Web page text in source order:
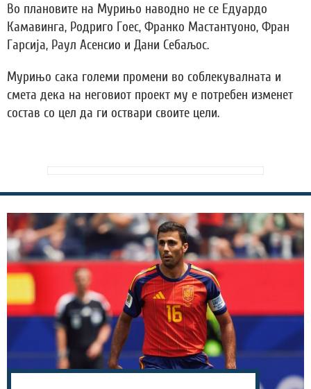
Во плановите на Мурињо наводно не се Едуардо
Камавинга, Родриго Гоес, Франко Мастантуоно, Фран
Гарсија, Раул Асенсио и Дани Себаљос.
Мурињо сака големи промени во соблекувалната и
смета дека на неговиот проект му е потребен изменет
состав со цел да ги оствари своите цели.